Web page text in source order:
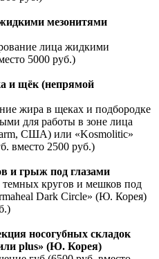
мезонитями
лица жидкими
5000 руб.)
и щёк (непрямой
жира в щеках и подбородке
для работы в зоне лица
США) или «Kosmolitic»
вместо 2500 руб.)
и грыж под глазами
темных кругов и мешков под
Dark Circle» (Ю. Корея)
носогубных складок
рlus» (Ю. Корея)